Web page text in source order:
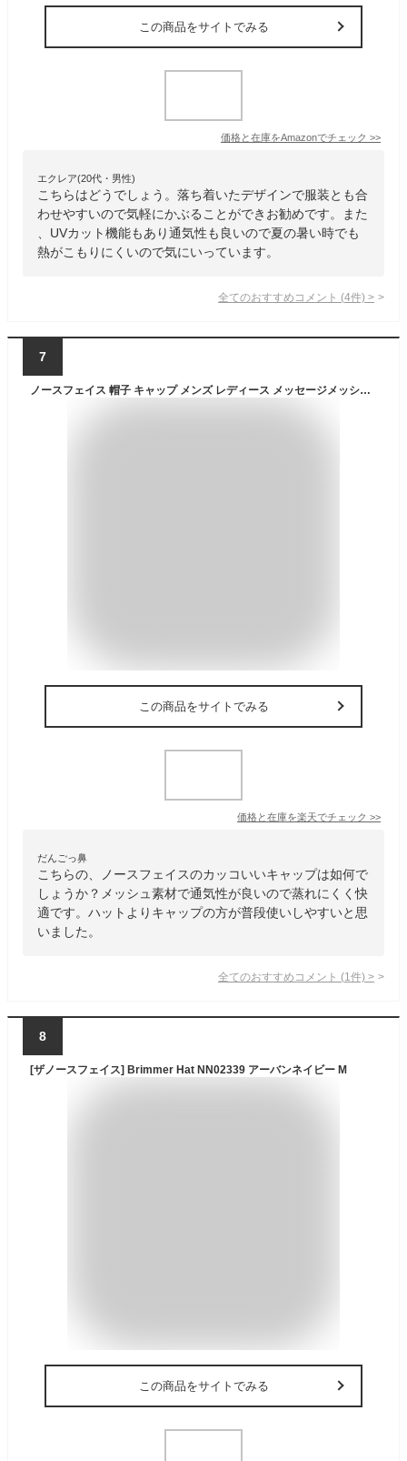
この商品をサイトでみる
価格と在庫をAmazonでチェック >>
エクレア(20代・男性)
こちらはどうでしょう。落ち着いたデザインで服装とも合
わせやすいので気軽にかぶることができお勧めです。また
、UVカット機能もあり通気性も良いので夏の暑い時でも
熱がこもりにくいので気にいっています。
全てのおすすめコメント (4件) >
7
ノースフェイス 帽子 キャップ メンズ レディース メッセージメッシュ CAP NN02333 UN THE NORTH FACE
この商品をサイトでみる
価格と在庫を楽天でチェック >>
だんごっ鼻
こちらの、ノースフェイスのカッコいいキャップは如何で
しょうか？メッシュ素材で通気性が良いので蒸れにくく快
適です。ハットよりキャップの方が普段使いしやすいと思
いました。
全てのおすすめコメント (1 件) >
8
[ザノースフェイス] Brimmer Hat NN02339 アーバンネイビー M
この商品をサイトでみる